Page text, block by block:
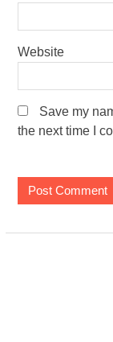
Website
Save my
the next time I